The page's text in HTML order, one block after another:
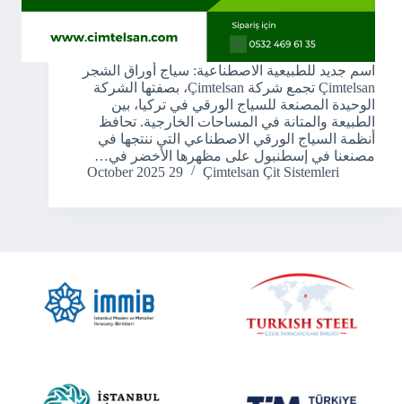
اسم جديد للطبيعية الاصطناعية: سياج أوراق الشجر
Çimtelsan تجمع شركة Çimtelsan، بصفتها الشركة
الوحيدة المصنعة للسياج الورقي في تركيا، بين
الطبيعة والمتانة في المساحات الخارجية. تحافظ
أنظمة السياج الورقي الاصطناعي التي ننتجها في
مصنعنا في إسطنبول على مظهرها الأخضر في…
Çimtelsan Çit Sistemleri
29 October 2025